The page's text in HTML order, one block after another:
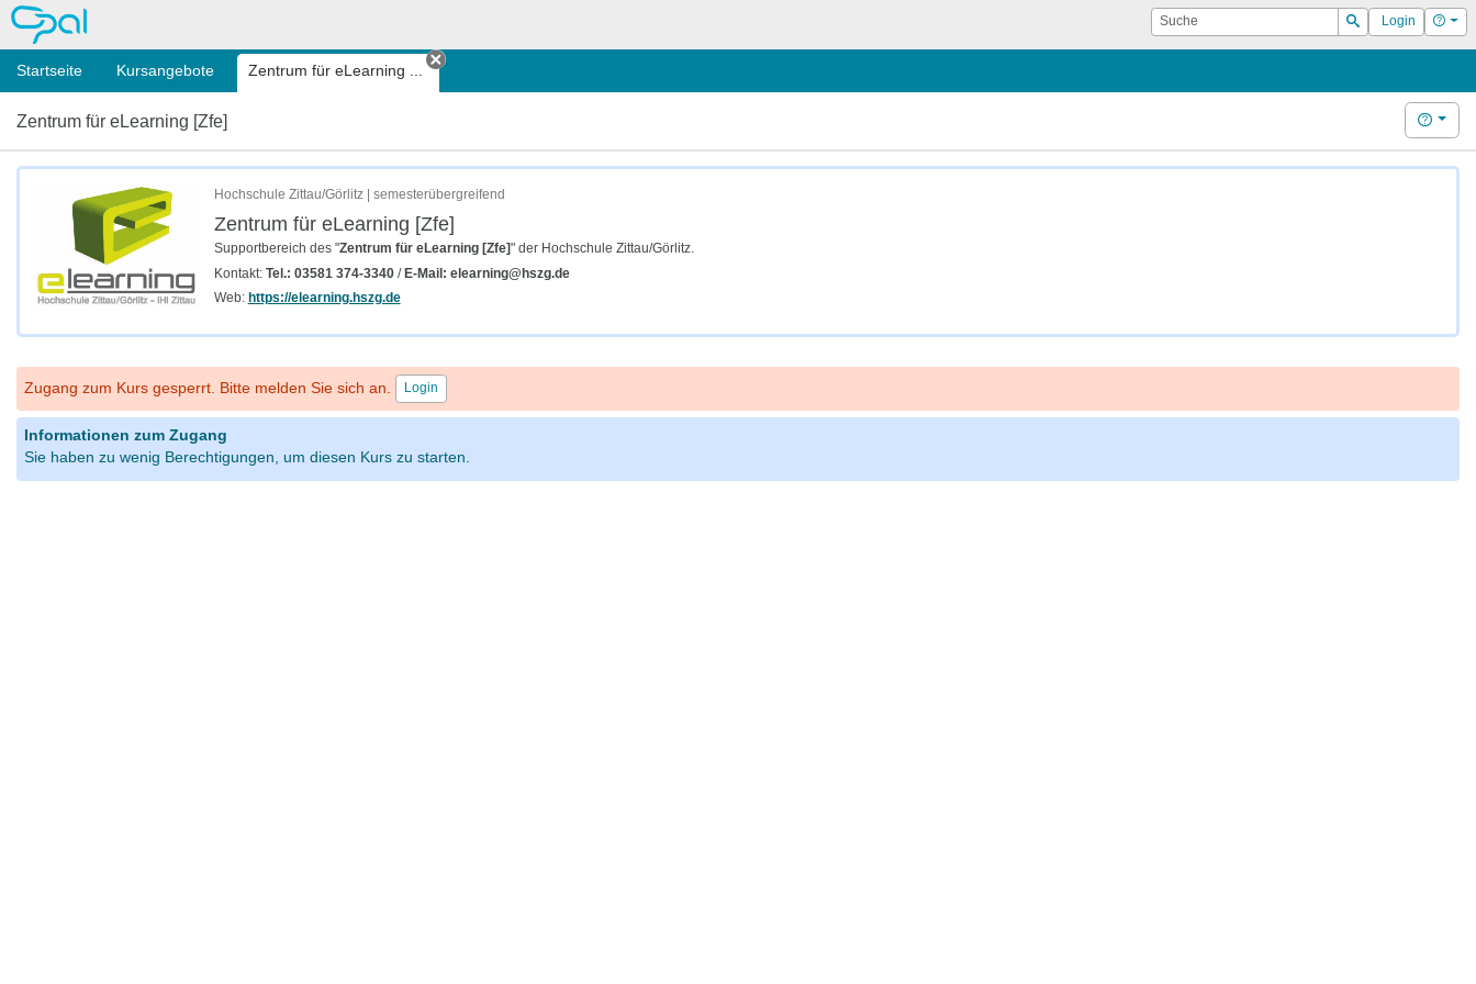
OPAL Suche
Suchen
Login Hilfe
Startseite Kursangebote Zentrum für eLearning ...
Tab schließen
Zentrum für eLearning [Zfe] Hilfe
Hochschule Zittau/Görlitz | semesterübergreifend
Zentrum für eLearning [Zfe]
Supportbereich des "Zentrum für eLearning [Zfe]" der Hochschule Zittau/Görlitz.
Kontakt: Tel.: 03581 374-3340/E-Mail: elearning@hszg.de
Web: https://elearning.hszg.de
Zugang zum Kurs gesperrt. Bitte melden Sie sich an. Login
Informationen zum Zugang
Sie haben zu wenig Berechtigungen, um diesen Kurs zu starten.